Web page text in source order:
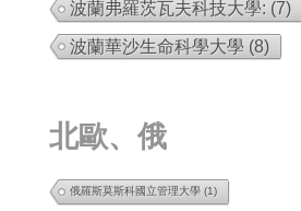
波蘭弗羅茨瓦夫科技大學: (7)
波蘭華沙生命科學大學 (8)
北歐、俄
俄羅斯莫斯科國立管理大學 (1)